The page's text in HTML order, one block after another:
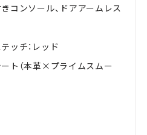
コンソール、ドアアームレス
ッチ：レッド
ト（本革×プライムスムー